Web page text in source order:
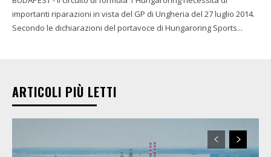
importanti riparazioni in vista del GP di Ungheria del 27 luglio 2014.
Secondo le dichiarazioni del portavoce di Hungaroring Sports...
ARTICOLI PIÙ LETTI